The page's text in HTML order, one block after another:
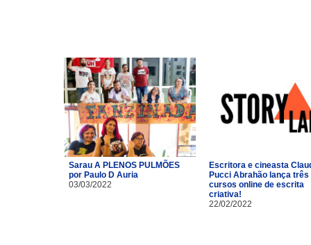
Sarau A PLENOS PULMÕES
por Paulo D Auria
03/03/2022
Escritora e cineasta
Pucci Abrahão lança três
cursos online de escrita
criativa!
22/02/2022